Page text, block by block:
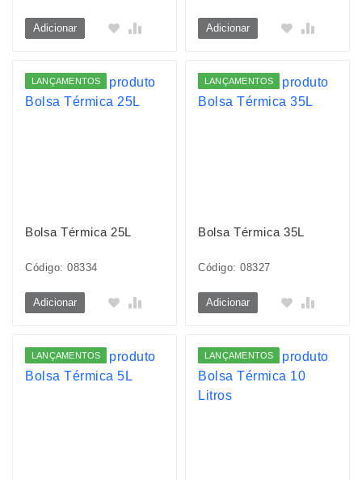
Adicionar Adicionar
LANÇAMENTOS
Bolsa Térmica 25L
Código: 08334
Adicionar
LANÇAMENTOS
Bolsa Térmica 35L
Código: 08327
Adicionar
LANÇAMENTOS LANÇAMENTOS